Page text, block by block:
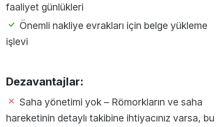
faaliyet günlükleri
Önemli nakliye evrakları için belge yükleme
işlevi
Dezavantajlar:
Saha yönetimi yok – Römorkların ve saha
hareketinin detaylı takibine ihtiyacınız varsa, bu